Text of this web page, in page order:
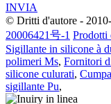
INVIA
© Dritti d'autore -
20006421号-1 Prodotti
Sigillante in silicone à
polimeri Ms, Fornitori
silicone culurati,
sigillante Pu,